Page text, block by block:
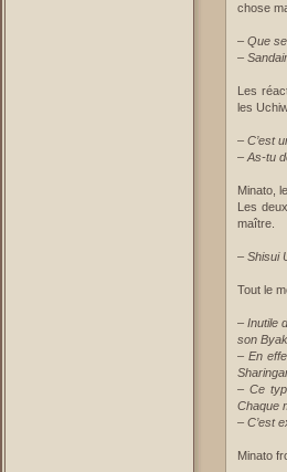
chose
– Que
–
Les
les
– C’est
– As-tu
Minato,
Les
maître.
– Shisui
Tout le
– Inutile
son
– En
– Ce
Chaque
– C’est
Minato